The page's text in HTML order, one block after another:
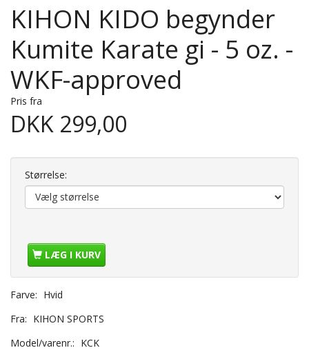
KIHON KIDO begynder
Kumite Karate gi - 5 oz. -
WKF-approved
Pris fra
DKK 299,00
Størrelse:
LÆG I KURV
Farve: Hvid
Fra: KIHON SPORTS
Model/varenr.: KCK